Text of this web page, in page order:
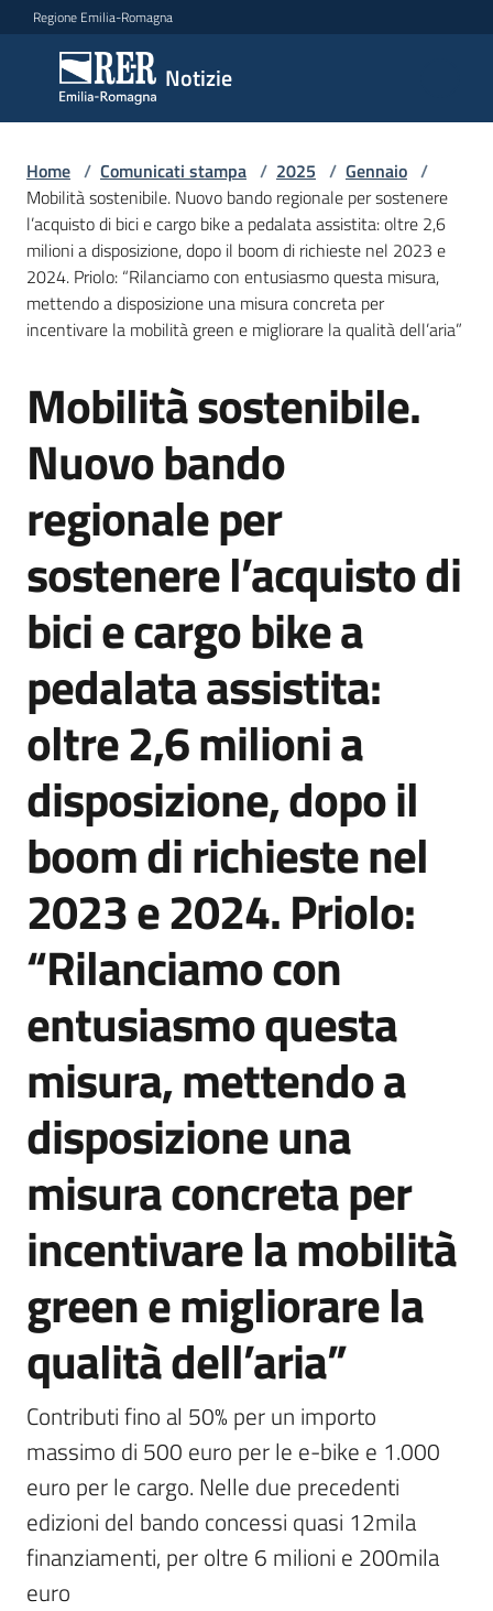
Vai al contenuto
Vai alla navigazione
Vai al footer
Regione Emilia-Romagna
Notizie
Notizie
Comunicati
stampa
Menu selezionato
Cerca
un
comunicato
Agenzia
di
informazione
e
comunicazione
Seguici
su
Home / Comunicati stampa / 2025 / Gennaio /
Mobilità sostenibile. Nuovo bando regionale per sostenere
l’acquisto di bici e cargo bike a pedalata assistita: oltre 2,6
milioni a disposizione, dopo il boom di richieste nel 2023 e
2024. Priolo: “Rilanciamo con entusiasmo questa misura,
mettendo a disposizione una misura concreta per
incentivare la mobilità green e migliorare la qualità dell’aria”
Salta al contenuto
Mobilità sostenibile.
Nuovo bando
regionale per
sostenere l’acquisto di
bici e cargo bike a
pedalata assistita:
oltre 2,6 milioni a
disposizione, dopo il
boom di richieste nel
2023 e 2024. Priolo:
“Rilanciamo con
entusiasmo questa
misura, mettendo a
disposizione una
misura concreta per
incentivare la mobilità
green e migliorare la
qualità dell’aria”
Contributi fino al 50% per un importo
massimo di 500 euro per le e-bike e 1.000
euro per le cargo. Nelle due precedenti
edizioni del bando concessi quasi 12mila
finanziamenti, per oltre 6 milioni e 200mila
euro